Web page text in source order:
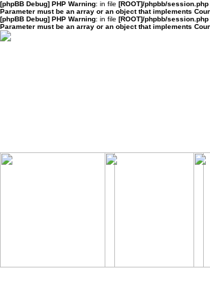
[phpBB Debug] PHP Warning: in file [ROOT]/phpbb/session.php
Parameter must be an array or an object that implements
[phpBB Debug] PHP Warning: in file [ROOT]/phpbb/session.php
Parameter must be an array or an object that implements